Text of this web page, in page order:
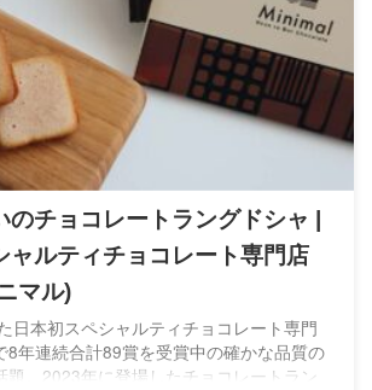
チョコレートラングドシャ |
ャルティチョコレート専門店
マル)
日本初スペシャルティチョコレート専門
8年連続合計89賞を受賞中の確かな品質の
題。2023年に登場したチョコレートラン